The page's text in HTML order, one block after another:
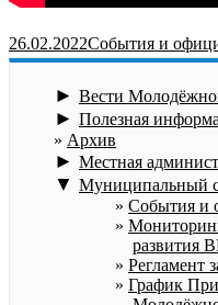
26.02.2022События и
► Вести
► Полезная
Архив
► Местная
▼ Муниципальный
События и
развития
График